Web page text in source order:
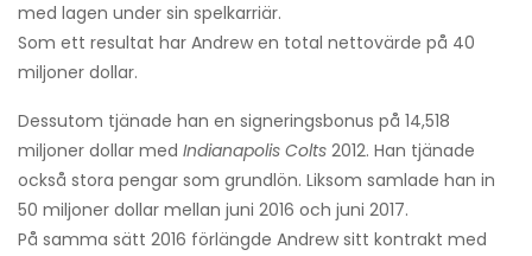
med lagen under sin spelkarriär.
Som ett resultat har Andrew en total nettovärde på 40
miljoner dollar.
Dessutom tjänade han en signeringsbonus på 14,518
miljoner dollar med Indianapolis Colts 2012. Han tjänade
också stora pengar som grundlön. Liksom samlade han in
50 miljoner dollar mellan juni 2016 och juni 2017.
På samma sätt 2016 förlängde Andrew sitt kontrakt med